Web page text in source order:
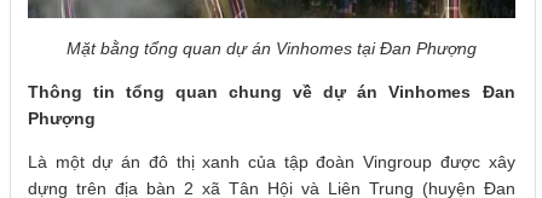
Mặt bằng tổng quan dự án Vinhomes tại Đan Phượng
Thông tin tổng quan chung về dự án Vinhomes Đan
Phượng
Là một dự án đô thị xanh của tập đoàn Vingroup được xây
dựng trên địa bàn 2 xã Tân Hội và Liên Trung (huyện Đan